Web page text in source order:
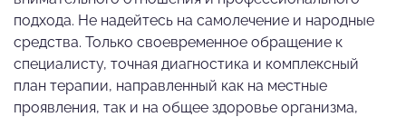
подхода. Не надейтесь на самолечение и народные
средства. Только своевременное обращение к
специалисту, точная диагностика и комплексный
план терапии, направленный как на местные
проявления, так и на общее здоровье организма,